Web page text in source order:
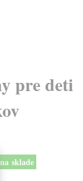
pre deti
na sklade